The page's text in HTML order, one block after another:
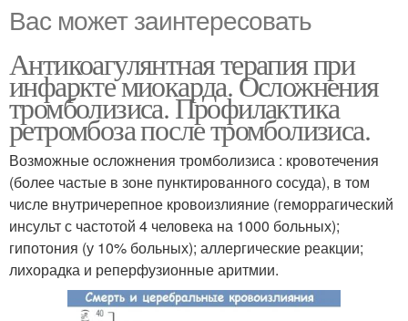
Вас может заинтересовать
Антикоагулянтная терапия при
инфаркте миокарда. Осложнения
тромболизиса. Профилактика
ретромбоза после тромболизиса.
Возможные осложнения тромболизиса : кровотечения
(более частые в зоне пунктированного сосуда), в том
числе внутричерепное кровоизлияние (геморрагический
инсульт с частотой 4 человека на 1000 больных);
гипотония (у 10% больных); аллергические реакции;
лихорадка и реперфузионные аритмии.